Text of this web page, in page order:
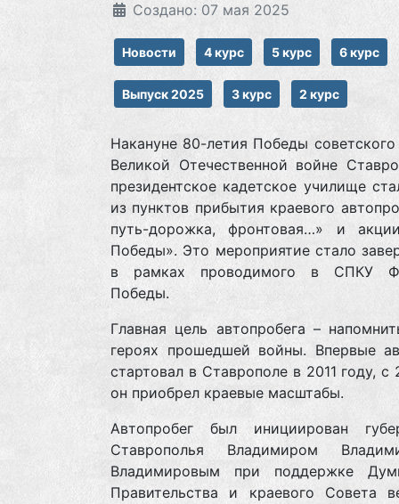
Создано: 07 мая 2025
Новости 4 курс 5 курс 6 курс
Выпуск 2025 3 курс 2 курс
Накануне 80-летия Победы
Великой Отечественной войне
президентское кадетское училище
из пунктов прибытия краевого
путь-дорожка, фронтовая…» и
Победы». Это мероприятие стало
в рамках проводимого в СПКУ
Победы.
Главная цель автопробега –
героях прошедшей войны. Впервые
стартовал в Ставрополе в 2011 году, с
он приобрел краевые масштабы.
Автопробег был инициирован
Ставрополья Владимиром
Владимировым при поддержке
Правительства и краевого Совета